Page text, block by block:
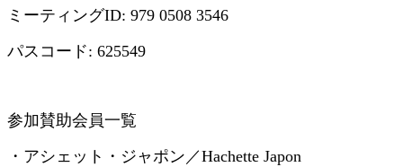
ミーティングID: 979 0508 3546
パスコード: 625549
参加賛助会員一覧
・アシェット・ジャポン／Hachette Japon